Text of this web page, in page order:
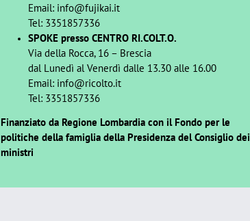
Email: info@fujikai.it
Tel: 3351857336
SPOKE presso CENTRO RI.COLT.O.
Via della Rocca, 16 – Brescia
dal Lunedì al Venerdì dalle 13.30 alle 16.00
Email: info@ricolto.it
Tel: 3351857336
Finanziato da Regione Lombardia con il Fondo per le
politiche della famiglia della Presidenza del Consiglio dei
ministri